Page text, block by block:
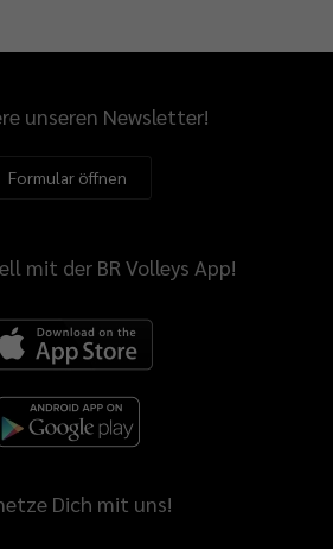
unseren Newsletter!
Formular öffnen
mit der BR Volleys App!
Dich mit uns!